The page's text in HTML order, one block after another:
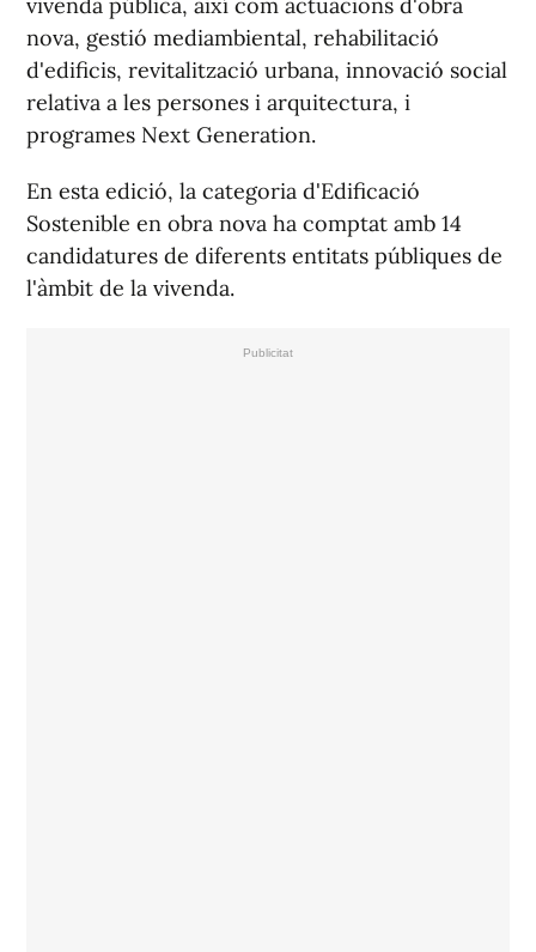
vivenda pública, així com actuacions d'obra
nova, gestió mediambiental, rehabilitació
d'edificis, revitalització urbana, innovació social
relativa a les persones i arquitectura, i
programes Next Generation.
En esta edició, la categoria d'Edificació
Sostenible en obra nova ha comptat amb 14
candidatures de diferents entitats públiques de
l'àmbit de la vivenda.